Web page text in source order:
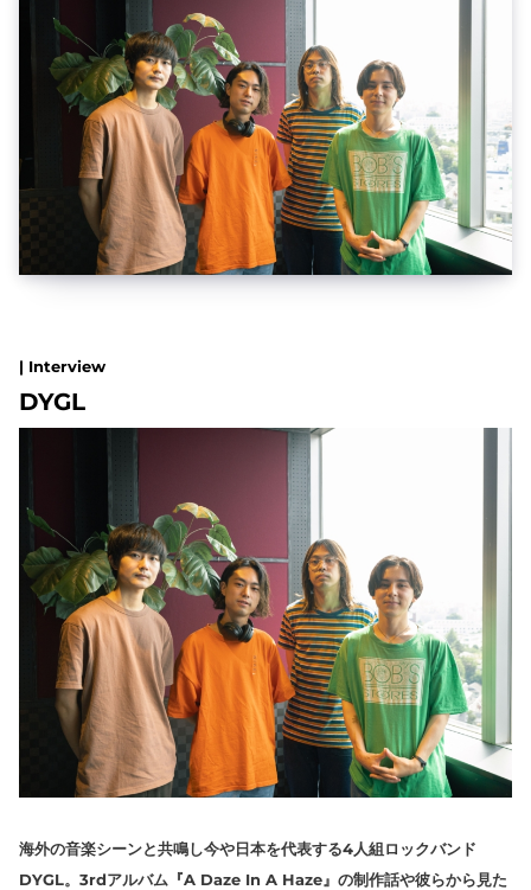
| Interview
DYGL
海外の音楽シーンと共鳴し今や日本を代表する4人組ロックバンド
DYGL。3rdアルバム『A Daze In A Haze』の制作話や彼らから見た